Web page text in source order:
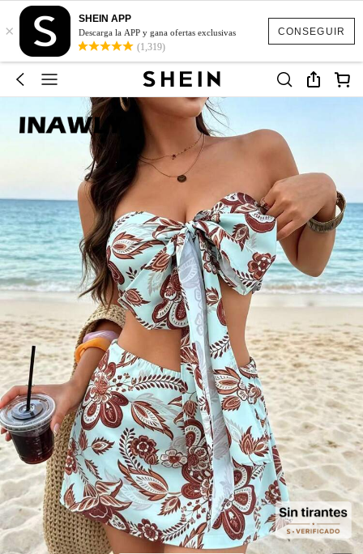
CONSEGUIR
×
SHEIN APP
Descarga la APP y gana ofertas exclusivas
(1,319)